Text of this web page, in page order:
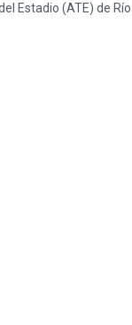
Estadio (ATE) de Río